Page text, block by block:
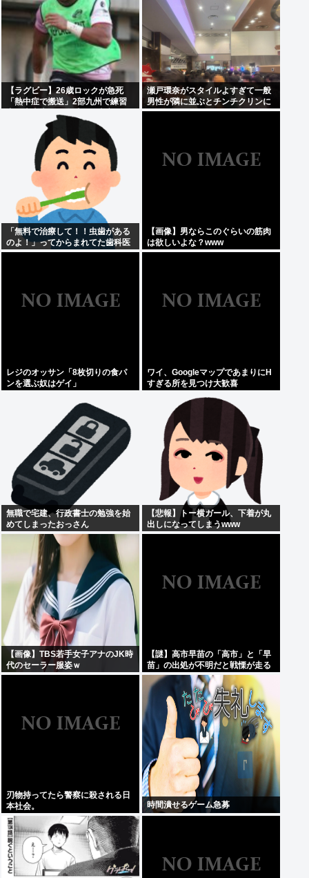
【ラグビー】26歳ロックが急死
「熱中症で搬送」2部九州で練習
中、大東大から昨季まで東京SG
瀬戸環奈がスタイルよすぎて一般
男性が隣に並ぶとチンチクリンに
見えてしまう
「無料で治療して！！虫歯がある
のよ！」ってからまれてた歯科医
の旦那がいるママ
【画像】男ならこのぐらいの筋肉
は欲しいよな？www
レジのオッサン「8枚切りの食パ
ンを選ぶ奴はゲイ」
ワイ、GoogleマップであまりにΗ
すぎる所を見つけ大歓喜
無職で宅建、行政書士の勉強を始
めてしまったおっさん
【悲報】トー横ガール、下着が丸
出しになってしまうwww
【画像】TBS若手女子アナのJK時
代のセーラー服姿ｗ
【謎】高市早苗の「高市」と「早
苗」の出処が不明だと戦慄が走る
刃物持ってたら警察に殺される日
本社会。
時間潰せるゲーム急募